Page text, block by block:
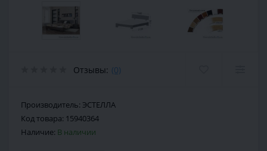
Отзывы: (0)
Производитель: ЭСТЕЛЛА
Код товара: 15940364
Наличие: В наличии